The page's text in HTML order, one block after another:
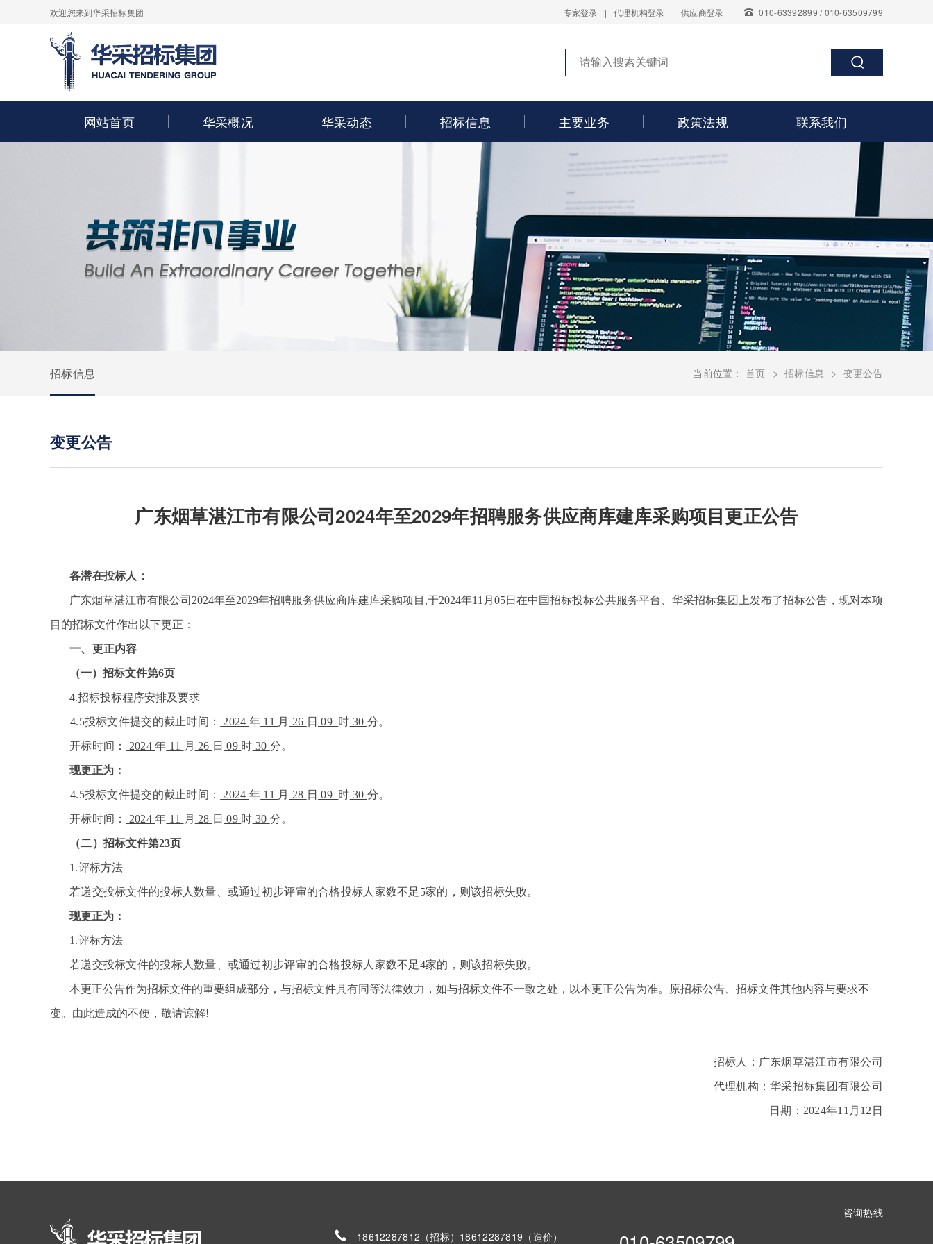
欢迎您来到华采招标集团 专家登录 | 代理机构登录 | 供应商登录 010-63392899 / 010-63509799
网站首页 华采概况 华采动态 招标信息 主要业务 政策法规 联系我们
招标信息 当前位置： 首页 招标信息 变更公告
变更公告
广东烟草湛江市有限公司2024年至2029年招聘服务供应商库建库采购项目更正公告
各潜在投标人：
广东烟草湛江市有限公司2024年至2029年招聘服务供应商库建库采购项目,于2024年11月05日在中国招标投标公共服务平台、华采招标集团上发布了招标公告，现对本项
目的招标文件作出以下更正：
一、更正内容
（一）招标文件第6页
4.招标投标程序安排及要求
4.5投标文件提交的截止时间： 2024 年 11 月 26 日 09 时 30 分。
开标时间： 2024年 11 月 26 日 09 时 30 分。
现更正为：
4.5投标文件提交的截止时间： 2024 年 11 月 28 日 09 时 30 分。
开标时间： 2024年 11 月 28 日 09 时 30 分。
（二） 招标文件第23页
1.评标方法
若递交投标文件的投标人数量、或通过初步评审的合格投标人家数不足5家的，则该招标失败。
现更正为：
1.评标方法
若递交投标文件的投标人数量、或通过初步评审的合格投标人家数不足4家的，则该招标失败。
本更正公告作为招标文件的重要组成部分，与招标文件具有同等法律效力，如与招标文件不一致之处，以本更正公告为准。原招标公告、招标文件其他内容与要求不
变。由此造成的不便，敬请谅解!
招标人：广东烟草湛江市有限公司
代理机构：华采招标集团有限公司
日期：2024年11月12日
18612287812（招标）18612287819（造价）
咨询热线